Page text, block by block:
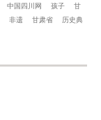
中国四川网 孩子
甘
非遗 甘肃省
历史典